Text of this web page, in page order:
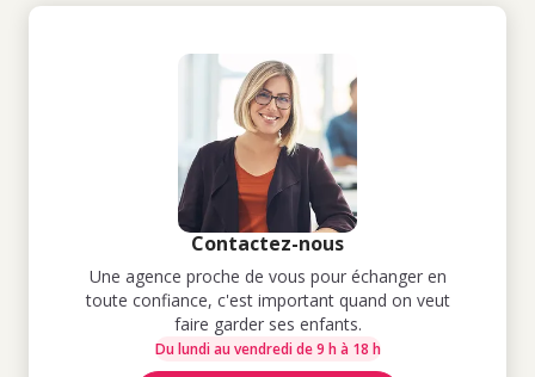
Contactez-nous
Une agence proche de vous pour échanger en
toute confiance, c'est important quand on veut
faire garder ses enfants.
Du lundi au vendredi de 9 h à 18 h